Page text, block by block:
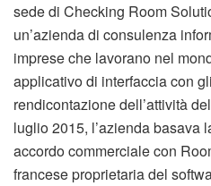
sede di Checking Room
un’azienda di consulenza
imprese che lavorano nel
applicativo di interfaccia con
rendicontazione dell’attività
luglio 2015, l’azienda basava
accordo commerciale con
francese proprietaria del